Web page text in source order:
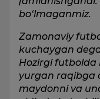
bo‘lmaganmiz.
Zamonaviy
kuchaygan
Hozirgi futbolda
yurgan raqibga
maydonni va